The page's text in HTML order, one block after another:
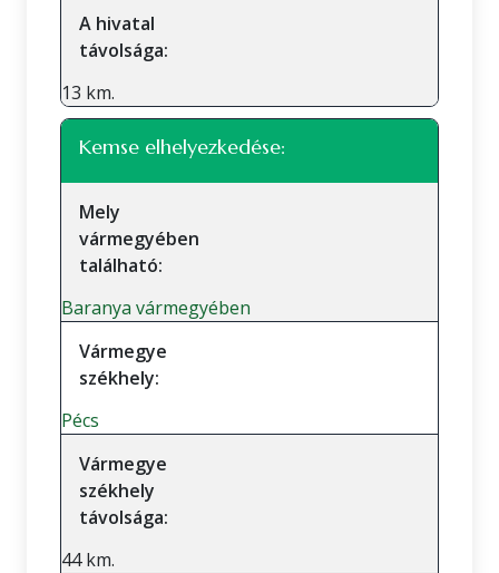
A hivatal
távolsága:
13 km.
Kemse elhelyezkedése:
Mely
vármegyében
található:
Baranya vármegyében
Vármegye
székhely:
Pécs
Vármegye
székhely
távolsága:
44 km.